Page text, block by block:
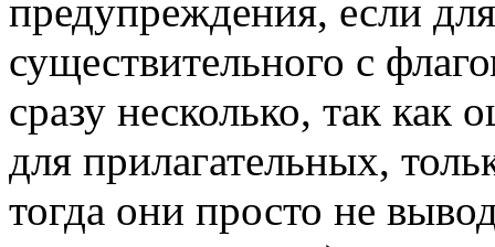
предупреждения, если
существительного с
сразу несколько, так как
для прилагательных,
тогда они просто не